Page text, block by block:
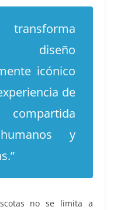
transforma
icónico
de
y
no se limita a